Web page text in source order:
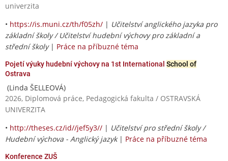
univerzita
• https://is.muni.cz/th/f05zh/ | Učitelství anglického jazyka pro
základní školy / Učitelství hudební výchovy pro základní a
střední školy| Práce na příbuzné téma
Pojetí výuky hudební výchovy na 1st International School of
Ostrava
(Linda ŠELLEOVÁ)
2026, Diplomová práce, Pedagogická fakulta / OSTRAVSKÁ
UNIVERZITA
• http://theses.cz/id//jef5y3// | Učitelství pro střední školy /
Hudební výchova - Anglický jazyk| Práce na příbuzné téma
Konference ZUŠ